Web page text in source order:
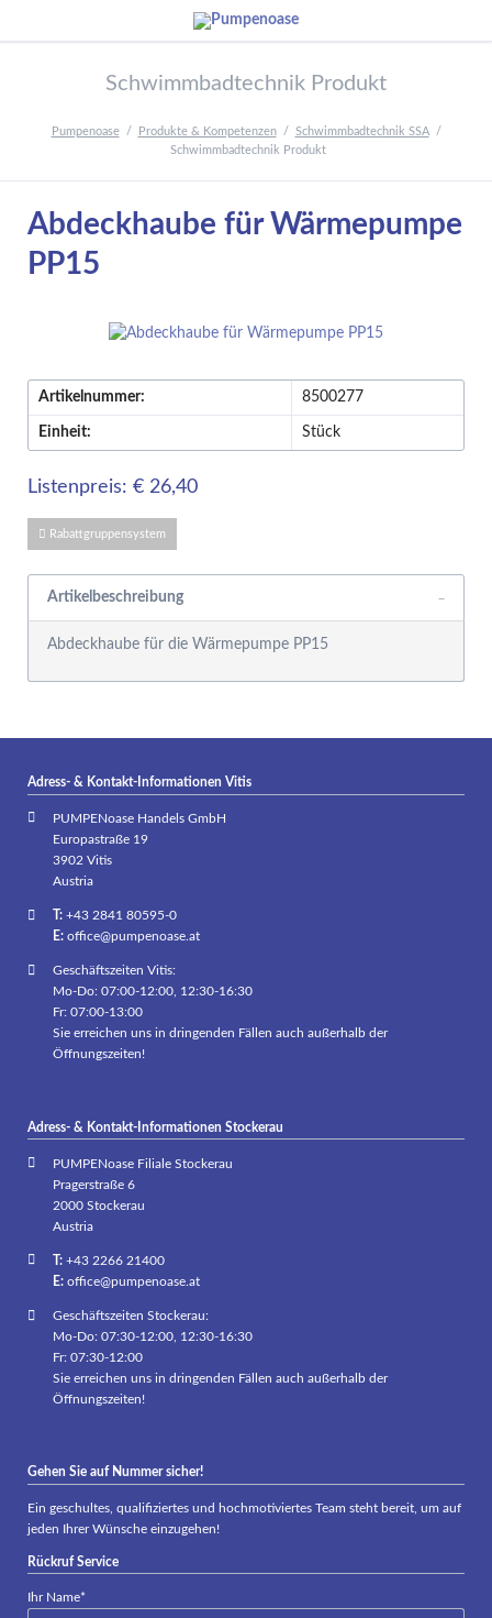
Schwimmbadtechnik Produkt
Pumpenoase Produkte & Kompetenzen
Schwimmbadtechnik SSA
Schwimmbadtechnik Produkt
Abdeckhaube für Wärmepumpe
PP15
Artikelnummer: 8500277
Einheit: Stück
Listenpreis: € 26,40
Rabattgruppensystem
Artikelbeschreibung
Abdeckhaube für die Wärmepumpe PP15
Adress- & Kontakt-Informationen Vitis
PUMPENoase Handels GmbH
Europastraße 19
3902 Vitis
Austria
T:+43 2841 80595-0
E: office@pumpenoase.at
Geschäftszeiten Vitis:
Mo-Do: 07:00-12:00, 12:30-16:30
Fr: 07:00-13:00
Sie erreichen uns in dringenden Fällen auch außerhalb der
Öffnungszeiten!
Adress- & Kontakt-Informationen Stockerau
PUMPENoase Filiale Stockerau
Pragerstraße 6
2000 Stockerau
Austria
T:+43 2266 21400
E: office@pumpenoase.at
Geschäftszeiten Stockerau:
Mo-Do: 07:30-12:00, 12:30-16:30
Fr: 07:30-12:00
Sie erreichen uns in dringenden Fällen auch außerhalb der
Öffnungszeiten!
Gehen Sie auf Nummer sicher!
Ein geschultes, qualifiziertes und hochmotiviertes Team steht bereit, um auf
jeden Ihrer Wünsche einzugehen!
Rückruf Service
Pflichtfeld
Ihr Name*